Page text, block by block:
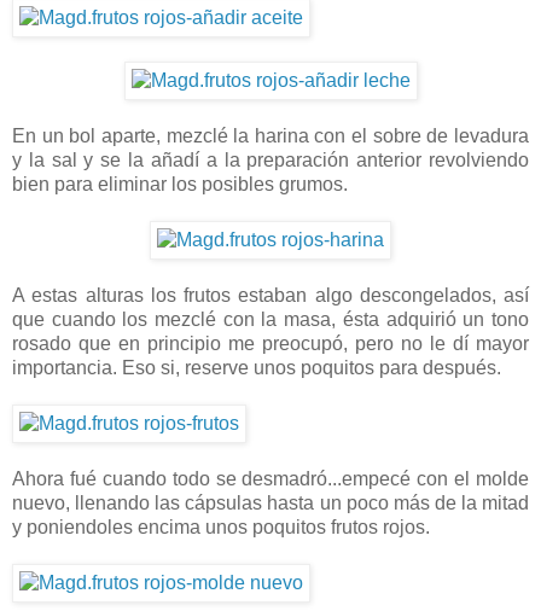
En un bol aparte, mezclé la harina con el sobre de levadura
y la sal y se la añadí a la preparación anterior revolviendo
bien para eliminar los posibles grumos.
A estas alturas los frutos estaban algo descongelados, así
que cuando los mezclé con la masa, ésta adquirió un tono
rosado que en principio me preocupó, pero no le dí mayor
importancia. Eso si, reserve unos poquitos para después.
Ahora fué cuando todo se desmadró...empecé con el molde
nuevo, llenando las cápsulas hasta un poco más de la mitad
y poniendoles encima unos poquitos frutos rojos.